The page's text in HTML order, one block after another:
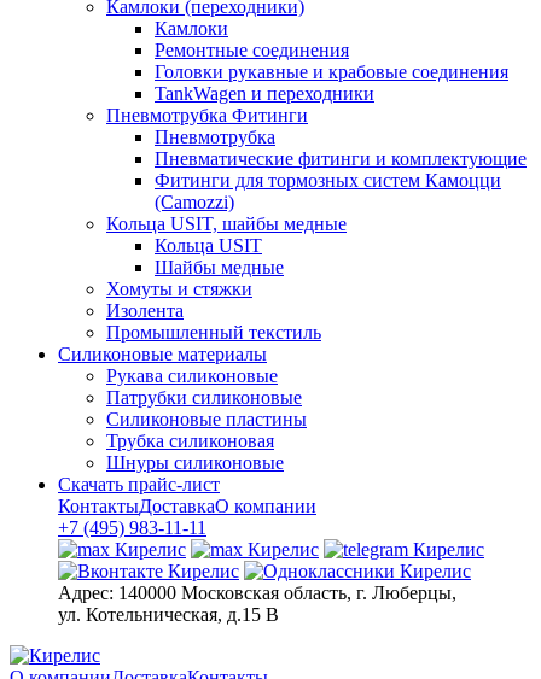
Камлоки (переходники)
Камлоки
Ремонтные соединения
Головки рукавные и крабовые соединения
TankWagen и переходники
Пневмотрубка Фитинги
Пневмотрубка
Пневматические фитинги и комплектующие
Фитинги для тормозных систем Камоцци
(Camozzi)
Кольца USIT, шайбы медные
Кольца USIT
Шайбы медные
Хомуты и стяжки
Изолента
Промышленный текстиль
Силиконовые материалы
Рукава силиконовые
Патрубки силиконовые
Силиконовые пластины
Трубка силиконовая
Шнуры силиконовые
Скачать прайс-лист
КонтактыДоставкаО компании
+7 (495) 983-11-11
Адрес: 140000 Московская область, г. Люберцы,
ул. Котельническая, д.15 В